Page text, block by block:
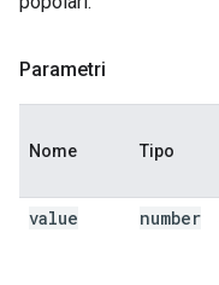
Parametri
Nome Tipo
value number